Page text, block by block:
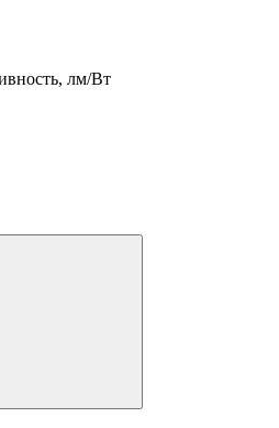
лм/Вт